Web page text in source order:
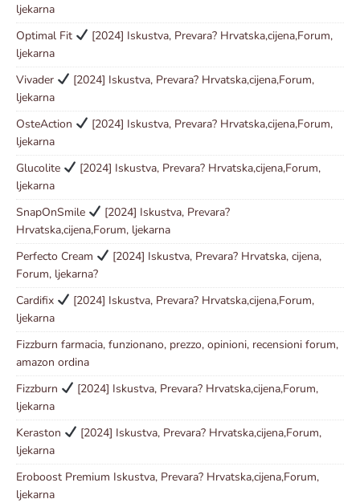
ljekarna
Optimal Fit
[2024] Iskustva, Prevara? Hrvatska,cijena,Forum,
ljekarna
Vivader
[2024] Iskustva, Prevara? Hrvatska,cijena,Forum,
ljekarna
OsteAction
[2024] Iskustva, Prevara? Hrvatska,cijena,Forum,
ljekarna
Glucolite
[2024] Iskustva, Prevara? Hrvatska,cijena,Forum,
ljekarna
SnapOnSmile
[2024] Iskustva, Prevara?
Hrvatska,cijena,Forum, ljekarna
Perfecto Cream
[2024] Iskustva, Prevara? Hrvatska, cijena,
Forum, ljekarna?
Cardifix
[2024] Iskustva, Prevara? Hrvatska,cijena,Forum,
ljekarna
Fizzburn farmacia, funzionano, prezzo, opinioni, recensioni forum,
amazon ordina
Fizzburn
[2024] Iskustva, Prevara? Hrvatska,cijena,Forum,
ljekarna
Keraston
[2024] Iskustva, Prevara? Hrvatska,cijena,Forum,
ljekarna
Eroboost Premium Iskustva, Prevara? Hrvatska,cijena,Forum,
ljekarna